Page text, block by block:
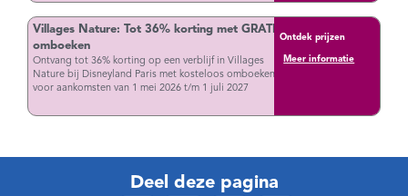
Villages Nature: Tot 36% korting met GRATIS
omboeken
Ontvang tot 36% korting op een verblijf in Villages
Nature bij Disneyland Paris met kosteloos omboeken
voor aankomsten van 1 mei 2026 t/m 1 juli 2027
Ontdek prijzen
Meer informatie
Deel deze pagina